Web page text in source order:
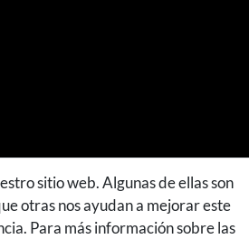
sitio web. Algunas de ellas son
otras nos ayudan a mejorar este
Para más información sobre las